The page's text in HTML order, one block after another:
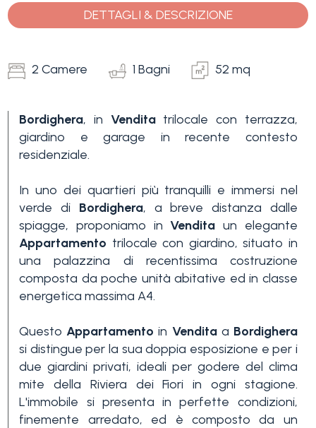
DETTAGLI & DESCRIZIONE
2 Camere 1 Bagni 52 mq
Bordighera, in Venditatrilocale con terrazza,
giardino e garage in recente contesto
residenziale.
In uno dei quartieri più tranquilli e immersi nel
verde di Bordighera, a breve distanza dalle
spiagge, proponiamo in Vendita un elegante
Appartamento trilocale con giardino, situato in
una palazzina di recentissima costruzione
composta da poche unità abitative ed in classe
energetica massima A4.
QuestoAppartamento in Venditaa Bordighera
si distingue per la sua doppia esposizione e per i
due giardini privati, ideali per godere del clima
mite della Riviera dei Fiori in ogni stagione.
L'immobile si presenta in perfette condizioni,
finemente arredato, ed è composto da un
Terreni
Prezzo
Camere
minime
Qualsiasi
2